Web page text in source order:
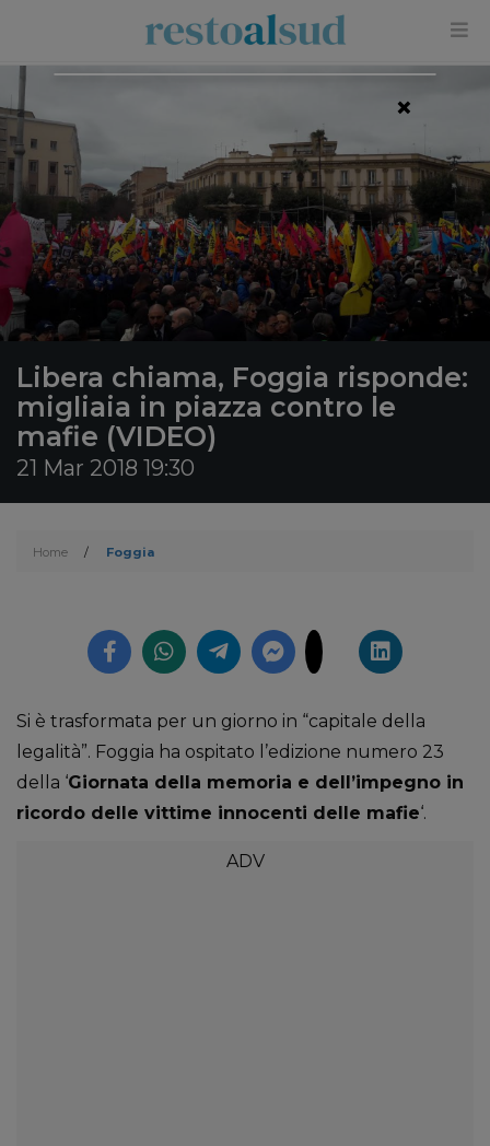
Libera chiama, Foggia risponde:
migliaia in piazza contro le
mafie (VIDEO)
21 Mar 2018 19:30
Home / Foggia
Si è trasformata per un giorno in “capitale della
legalità”. Foggia ha ospitato l’edizione numero 23
della ‘Giornata della memoria e dell’impegno in
ricordo delle vittime innocenti delle mafie‘.
×